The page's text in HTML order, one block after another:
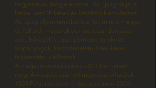
negyedéves megjelenéssel. Az újság célja, a
kézzel készült kések és készítőik bemutatása.
Az újság olyan témákat ölel fel, mint a magyar
és külföldi mesterek bemutatása, damaszt
acél, hőkezelés, anyagismeret, markolat
alapanyagok, késtörténelem, híres kések,
tokkészítés, kiállítások...
A magazin utolsó száma 2011-ben jelent
meg. A korábbi számok megvásárolhatóak
1000 Ft/darab áron, a dupla számok 2000